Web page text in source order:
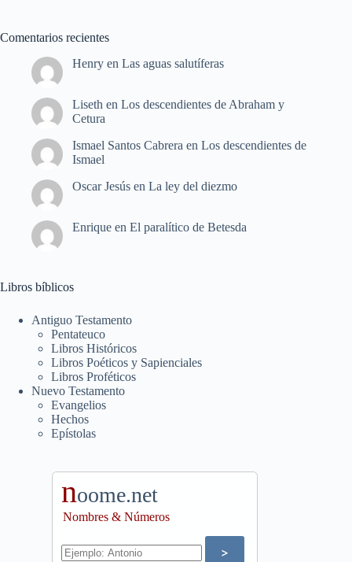
Comentarios recientes
Henry en Las aguas salutíferas
Liseth en Los descendientes de Abraham y
Cetura
Ismael Santos Cabrera en Los descendientes de
Ismael
Oscar Jesús en La ley del diezmo
Enrique en El paralítico de Betesda
Libros bíblicos
Antiguo Testamento
Pentateuco
Libros Históricos
Libros Poéticos y Sapienciales
Libros Proféticos
Nuevo Testamento
Evangelios
Hechos
Epístolas
noome.net
Nombres & Números